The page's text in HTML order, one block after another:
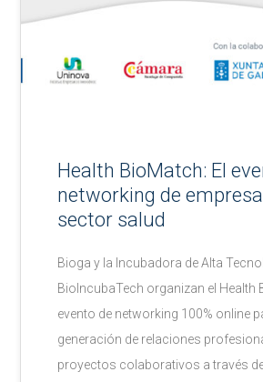
Health BioMatch: El
networking de
sector salud
Bioga y la Incubadora de Alta
BioIncubaTech organizan el Health
evento de networking 100% online
generación de relaciones
proyectos colaborativos a través